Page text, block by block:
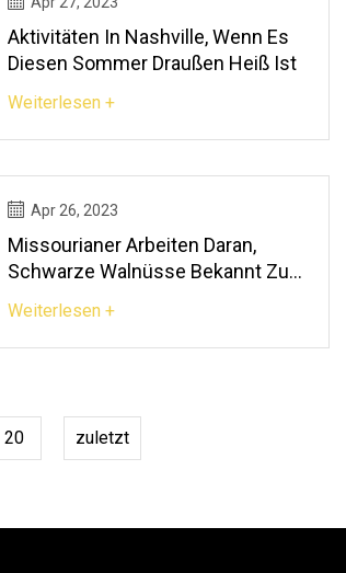
Aktivitäten In Nashville, Wenn Es
Diesen Sommer Draußen Heiß Ist
Weiterlesen +
Apr 26, 2023
Missourianer Arbeiten Daran,
Schwarze Walnüsse Bekannt Zu
Weiterlesen +
20 zuletzt